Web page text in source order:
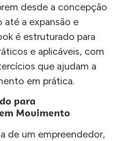
desde a concepção
até a expansão e
é estruturado para
e aplicáveis, com
que ajudam a
em prática.
para
Movimento
de um empreendedor,